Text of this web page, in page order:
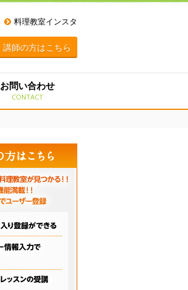
料理教室インスタ
講師の方はこちら
お問い合わせ
CONTACT